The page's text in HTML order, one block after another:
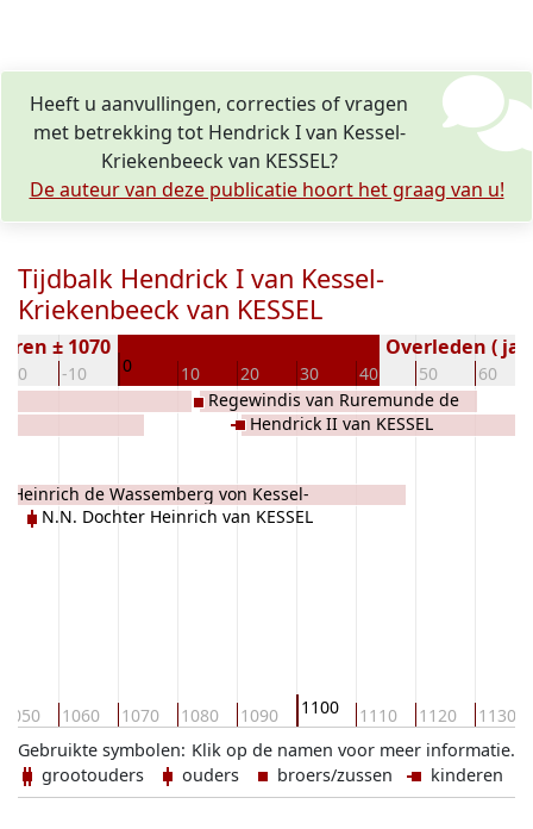
Heeft u aanvullingen, correcties of vragen
met betrekking tot Hendrick I van Kessel-
Kriekenbeeck van KESSEL?
De auteur van deze publicatie hoort het graag van u!
Tijdbalk Hendrick I van Kessel-
Kriekenbeeck van KESSEL
-20 -10 0 10 20 30 40 50 60
± 1070 Overleden (
1050 1060 1070 1080 1090 1100 1110 1120 1130
Heinrich de Wassemberg von Kessel-
de WASSEMBERG
N.N. Dochter Heinrich van KESSEL
Regewindis van Ruremunde de
WASSEMBERGHendrick II van KESSEL
Klik op de namen voor meer informatie.
Gebruikte symbolen:
grootouders
ouders broers/zussen kinderen